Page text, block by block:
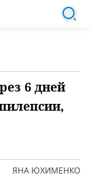
6 дней
ЯНА ЮХИМЕНКО